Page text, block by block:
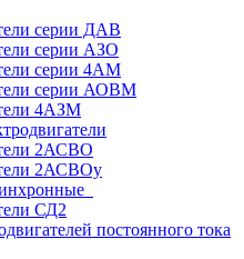
серии ДАВ
серии АЗО
серии 4АМ
серии АОВМ
4АЗМ
2АСВО
2АСВОу
СД2
постоянного тока